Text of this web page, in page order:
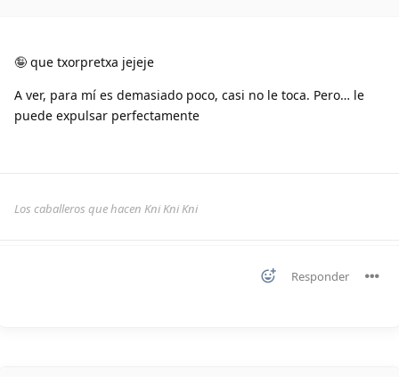
🤪 que txorpretxa jejeje
A ver, para mí es demasiado poco, casi no le toca. Pero… le
puede expulsar perfectamente
Los caballeros que hacen Kni Kni Kni
Responder